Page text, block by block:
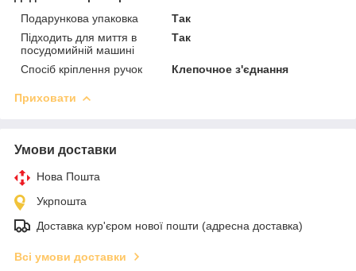
Подарункова упаковка
Так
Підходить для миття в
посудомийній машині
Так
Спосіб кріплення ручок Клепочное з'єднання
Приховати
Умови доставки
Нова Пошта
Укрпошта
Доставка кур'єром нової пошти (адресна доставка)
Всі умови доставки